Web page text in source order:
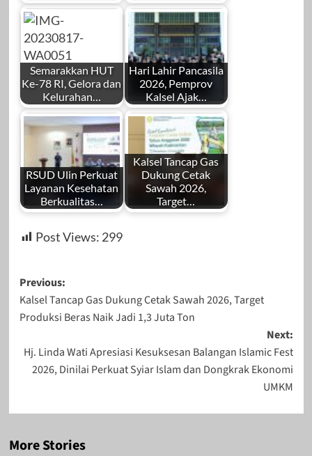
Semarakkan HUT
Ke-78 RI, Gelora dan
Kelurahan…
Hari Lahir Pancasila
2026, Pemprov
Kalsel Ajak…
RSUD Ulin Perkuat
Layanan Kesehatan
Berkualitas…
Kalsel Tancap Gas
Dukung Cetak
Sawah 2026,
Target…
Post Views: 299
Post
navigation
Previous:
Kalsel Tancap Gas Dukung Cetak Sawah 2026, Target
Produksi Beras Naik Jadi 1,3 Juta Ton
Next:
Hj. Linda Wati Apresiasi Kesuksesan Balangan Islamic Fest
2026, Dinilai Perkuat Syiar Islam dan Dongkrak Ekonomi
UMKM
More Stories